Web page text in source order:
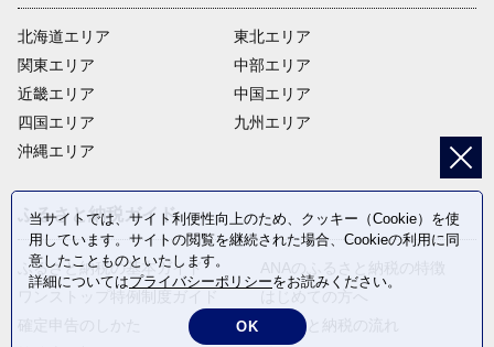
北海道エリア
関東エリア
近畿エリア
四国エリア
沖縄エリア
東北エリア
中部エリア
中国エリア
九州エリア
ふるさと納税ガイド
ふるさと納税の基本ガイド
ふるさと納税の流れ
当サイトでは、サイト利便性向上のため、クッキー（Cookie）を使
用しています。サイトの閲覧を継続された場合、Cookieの利用に同
意したことものといたします。
詳細についてはプライバシーポリシーをお読みください。
OK